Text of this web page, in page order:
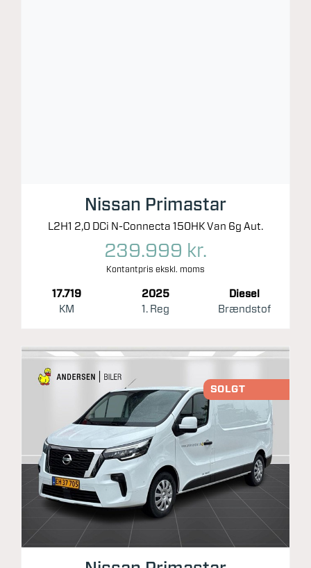
Nissan Primastar
L2H1 2,0 DCi N-Connecta 150HK Van 6g Aut.
239.999 kr.
Kontantpris ekskl. moms
17.719
KM
2025
1. Reg
Diesel
Brændstof
SOLGT